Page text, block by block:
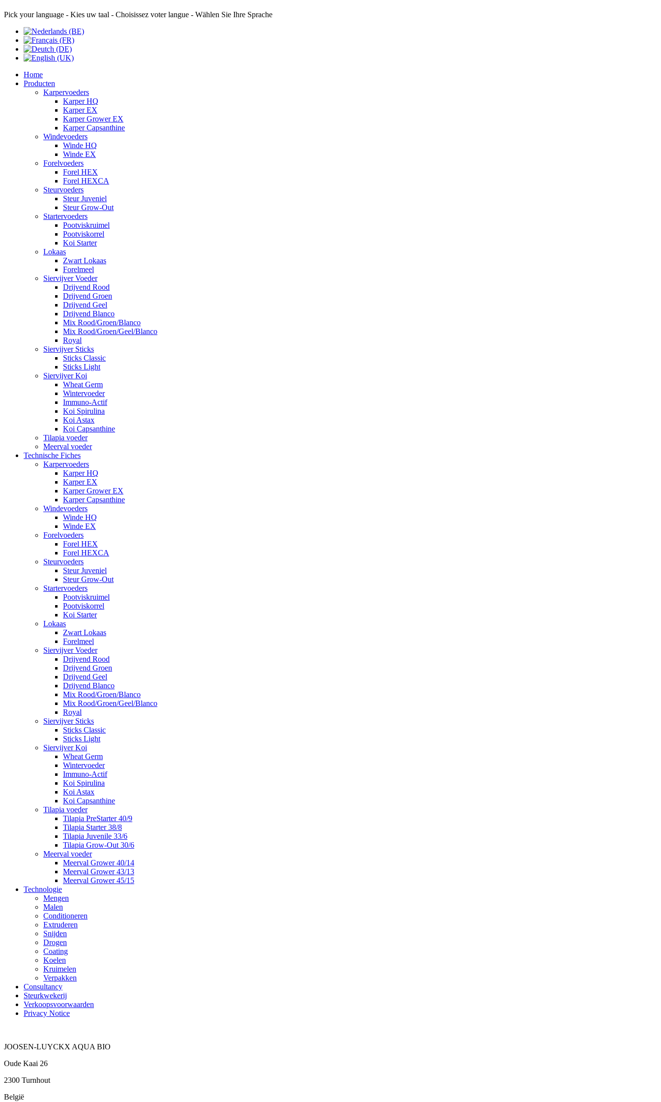
Pick your language - Kies uw taal - Choisissez voter langue - Wählen Sie Ihre Sprache
Home
Producten
Karpervoeders
Karper HQ
Karper EX
Karper Grower EX
Karper Capsanthine
Windevoeders
Winde HQ
Winde EX
Forelvoeders
Forel HEX
Forel HEXCA
Steurvoeders
Steur Juveniel
Steur Grow-Out
Startervoeders
Pootviskruimel
Pootviskorrel
Koi Starter
Lokaas
Zwart Lokaas
Forelmeel
Siervijver Voeder
Drijvend Rood
Drijvend Groen
Drijvend Geel
Drijvend Blanco
Mix Rood/Groen/Blanco
Mix Rood/Groen/Geel/Blanco
Royal
Siervijver Sticks
Sticks Classic
Sticks Light
Siervijver Koi
Wheat Germ
Wintervoeder
Immuno-Actif
Koi Spirulina
Koi Astax
Koi Capsanthine
Tilapia voeder
Meerval voeder
Technische Fiches
Karpervoeders
Karper HQ
Karper EX
Karper Grower EX
Karper Capsanthine
Windevoeders
Winde HQ
Winde EX
Forelvoeders
Forel HEX
Forel HEXCA
Steurvoeders
Steur Juveniel
Steur Grow-Out
Startervoeders
Pootviskruimel
Pootviskorrel
Koi Starter
Lokaas
Zwart Lokaas
Forelmeel
Siervijver Voeder
Drijvend Rood
Drijvend Groen
Drijvend Geel
Drijvend Blanco
Mix Rood/Groen/Blanco
Mix Rood/Groen/Geel/Blanco
Royal
Siervijver Sticks
Sticks Classic
Sticks Light
Siervijver Koi
Wheat Germ
Wintervoeder
Immuno-Actif
Koi Spirulina
Koi Astax
Koi Capsanthine
Tilapia voeder
Tilapia PreStarter 40/9
Tilapia Starter 38/8
Tilapia Juvenile 33/6
Tilapia Grow-Out 30/6
Meerval voeder
Meerval Grower 40/14
Meerval Grower 43/13
Meerval Grower 45/15
Technologie
Mengen
Malen
Conditioneren
Extruderen
Snijden
Drogen
Coating
Koelen
Kruimelen
Verpakken
Consultancy
Steurkwekerij
Verkoopsvoorwaarden
Privacy Notice
JOOSEN-LUYCKX AQUA BIO
Oude Kaai 26
2300 Turnhout
België